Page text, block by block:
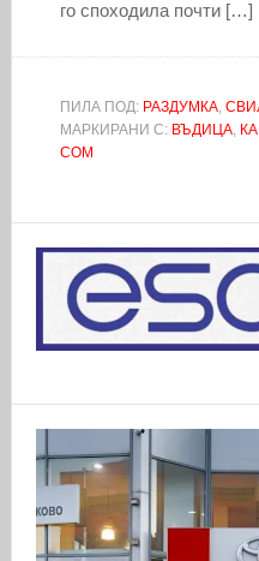
го споходила почти […]
ПИЛА ПОД: РАЗДУМКА,
МАРКИРАНИ С: ВЪДИЦА,
СОМ